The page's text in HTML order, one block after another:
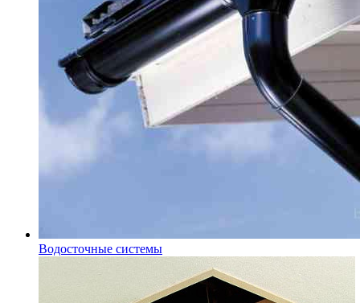
Водосточные системы